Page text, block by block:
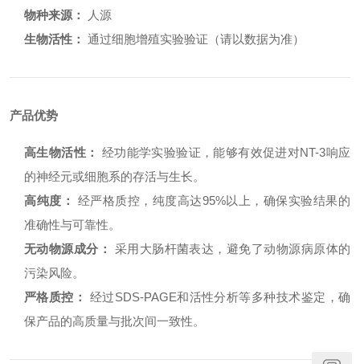
物种来源：
人源
生物活性： 通过细胞增殖实验验证（请以数据为准）
产品优势
高生物活性：
经功能学实验验证，能够有效促进对NT-3响应
的神经元或细胞系的存活与生长。
高纯度：
经严格质控，纯度高达95%以上，确保实验结果的
准确性与可靠性。
无动物源成分：
采用大肠杆菌表达，避免了动物源病原体的
污染风险。
严格质控：
经过SDS-PAGE和活性分析等多种技术鉴定，确
保产品的高质量与批次间一致性。